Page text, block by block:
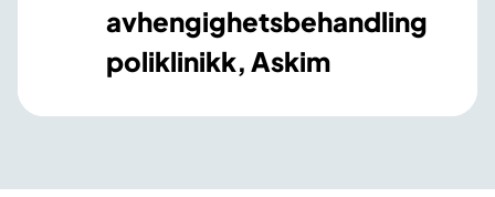
avhengighetsbehandling
poliklinikk, Askim